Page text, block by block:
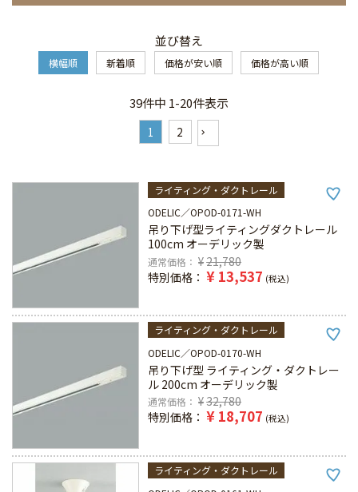
並び替え
横幅順 新着順 価格が安い順 価格が高い順
39件中 1-20件表示
1 2
ライティング・ダクトレール
ODELIC
OPOD-0171-WH
吊り下げ型ライティングダクトレール
100cm オーデリック製
通常価格 ¥21,780
特別価格
¥ 13,537 税込
ライティング・ダクトレール
ODELIC
OPOD-0170-WH
吊り下げ型 ライティング・ダクトレー
ル 200cm オーデリック製
通常価格 ¥32,780
特別価格
¥ 18,707 税込
ライティング・ダクトレール